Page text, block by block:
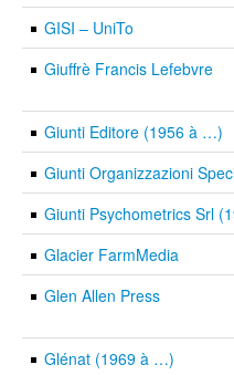
GISI – UniTo
Giuffrè Francis Lefebvre
Giunti Editore (1956 à …)
Giunti Organizzazioni
Giunti Psychometrics Srl
Glacier FarmMedia
Glen Allen Press
Glénat (1969 à …)